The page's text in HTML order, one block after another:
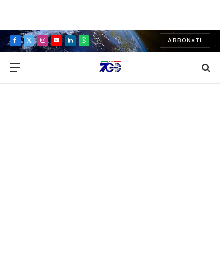
Facebook
X
Instagram
YouTubeLinkedInWhatsApp
ABBONATI